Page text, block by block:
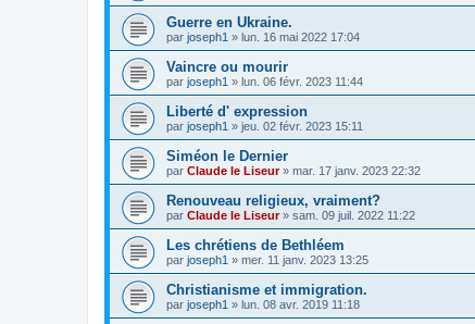
Guerre en Ukraine.
par joseph1 » lun. 16 mai 2022 17:04
Vaincre ou mourir
par joseph1 » lun. 06 févr. 2023 11:44
Liberté d' expression
par joseph1 » jeu. 02 févr. 2023 15:11
Siméon le Dernier
par Claude le Liseur» mar. 17 janv. 2023 22:32
Renouveau religieux, vraiment?
par Claude le Liseur» sam. 09 juil. 2022 11:22
Les chrétiens de Bethléem
par joseph1 » mer. 11 janv. 2023 13:25
Christianisme et immigration.
par joseph1 » lun. 08 avr. 2019 11:18